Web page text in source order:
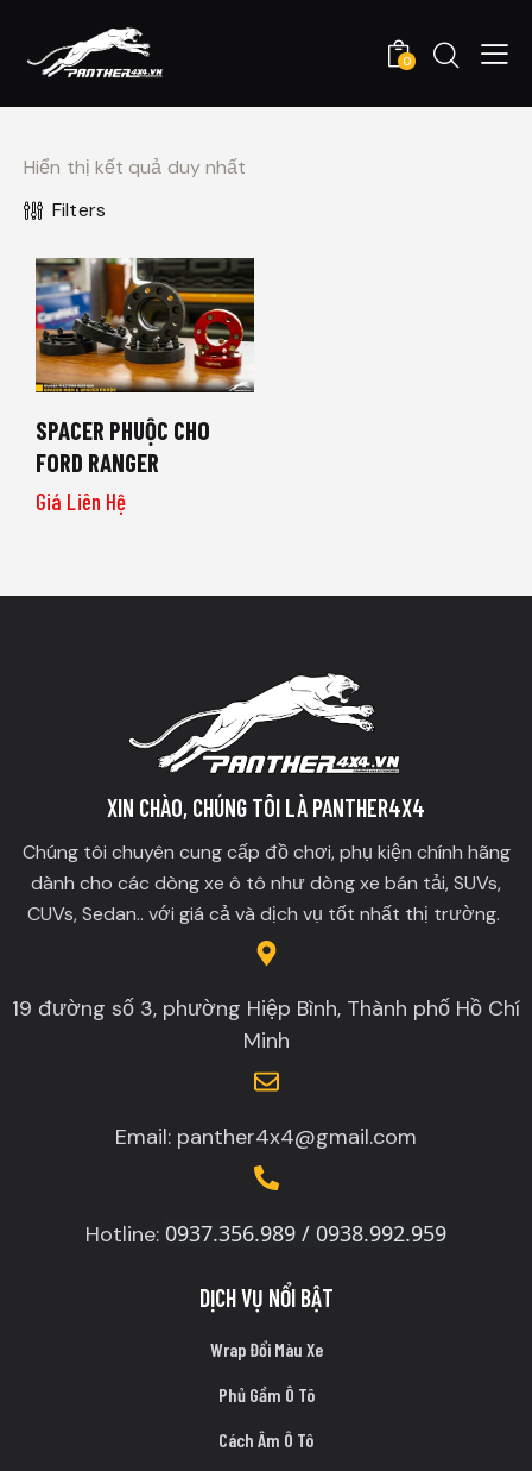
0
Hiển thị kết quả duy nhất
Filters
SPACER PHUỘC CHO
FORD RANGER
Giá Liên Hệ
XIN CHÀO, CHÚNG TÔI LÀ PANTHER4X4
Chúng tôi chuyên cung cấp đồ chơi, phụ kiện chính hãng
dành cho các dòng xe ô tô như dòng xe bán tải, SUVs,
CUVs, Sedan.. với giá cả và dịch vụ tốt nhất thị trường.
19 đường số 3, phường Hiệp Bình, Thành phố Hồ Chí
Minh
Email: panther4x4@gmail.com
Hotline: 0937.356.989 / 0938.992.959
DỊCH VỤ NỔI BẬT
Wrap Đổi Màu Xe
Phủ Gầm Ô Tô
Cách Âm Ô Tô